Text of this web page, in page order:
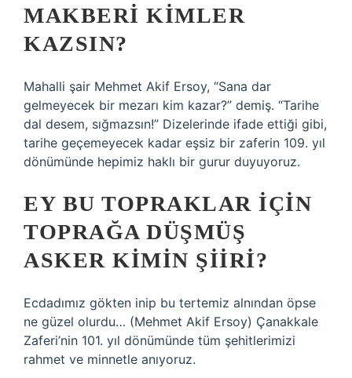
MAKBERI KIMLER
KAZSIN?
Mahalli şair Mehmet Akif Ersoy, “Sana dar
gelmeyecek bir mezarı kim kazar?” demiş. “Tarihe
dal desem, sığmazsın!” Dizelerinde ifade ettiği gibi,
tarihe geçemeyecek kadar eşsiz bir zaferin 109. yıl
dönümünde hepimiz haklı bir gurur duyuyoruz.
EY BU TOPRAKLAR IÇIN
TOPRAĞA DÜŞMÜŞ
ASKER KIMIN ŞIIRI?
Ecdadımız gökten inip bu tertemiz alnından öpse
ne güzel olurdu… (Mehmet Akif Ersoy) Çanakkale
Zaferi’nin 101. yıl dönümünde tüm şehitlerimizi
rahmet ve minnetle anıyoruz.